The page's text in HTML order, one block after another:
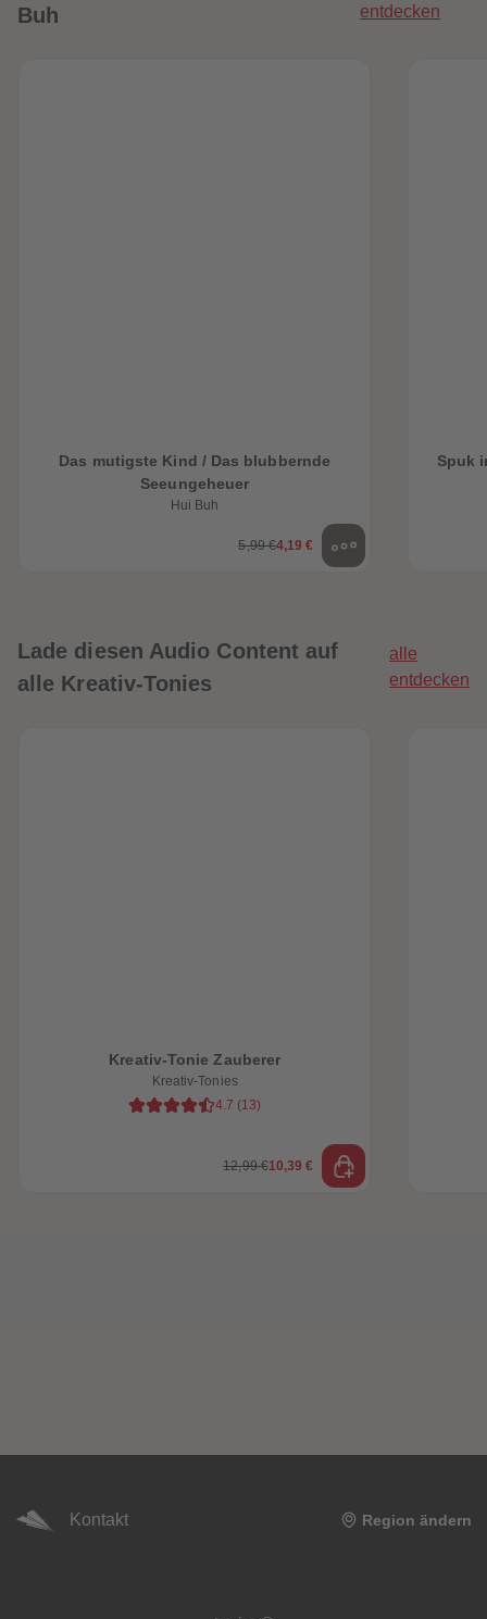
Buh entdecken
Das mutigste Kind / Das blubbernde
Seeungeheuer
Hui Buh
5,99 €4,19 €
Spuk
Lade diesen Audio Content auf
alle Kreativ-Tonies
alle
entdecken
Kreativ-Tonie Zauberer
Kreativ-Tonies
4.7 (13)
12,99 €10,39 €
Kontakt Region ändern